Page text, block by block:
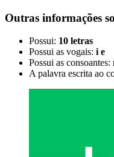
Outras informações
Possui: 10 letras
Possui as vogais: i e
Possui as consoantes:
A palavra escrita ao